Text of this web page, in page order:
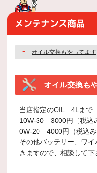
メンテナンス商品
オ
オイル交換も
当店指定のOIL 4Lまで
10W-30 3000円（税込
0W-20 4000円（税込み
その他バッテリー、ワ
きますので、相談して下